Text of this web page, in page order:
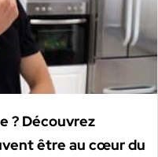
? Découvrez
être au cœur du